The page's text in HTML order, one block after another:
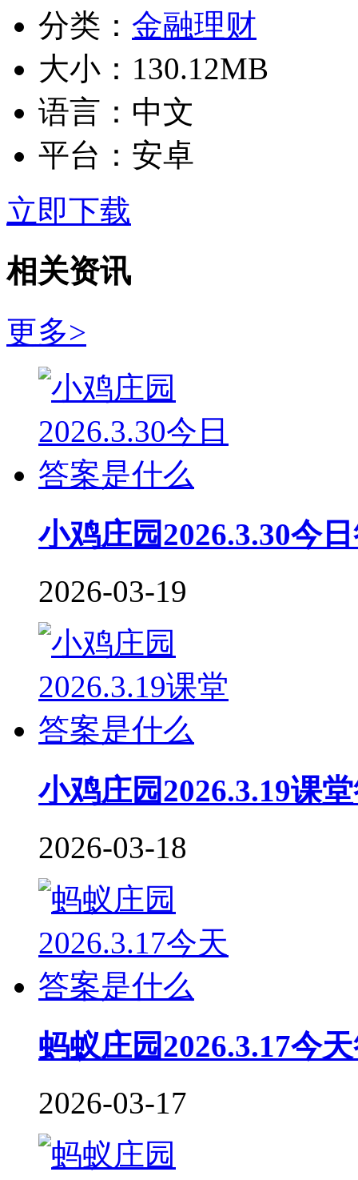
分类： 金融理财
大小： 130.12MB
语言： 中文
平台： 安卓
立即下载
相关资讯
更多>
小鸡庄园2026.3.30今
2026-03-19
小鸡庄园2026.3.19课
2026-03-18
蚂蚁庄园2026.3.17今
2026-03-17